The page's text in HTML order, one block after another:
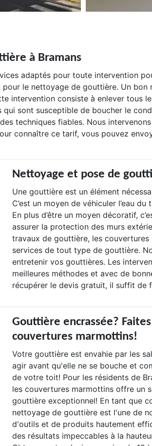
à Bramans
adaptés pour toute intervention
pour le nettoyage de gouttière. Un
intervention consiste à enlever tous
sont susceptible de boucher le
techniques fiables. Nous
connaître ce tarif, vous pouvez
Nettoyage et pose de
Une gouttière est un élément
C’est un moyen de véhiculer l’eau
En plus d’être un moyen décoratif,
assurer la protection des murs
travaux de gouttière, les
services de tout type de gouttière.
entretenir vos gouttières. Les
meilleures méthodes et avec de
récupérer le devis gratuit, il suffit de
Gouttière encrassée?
couvertures marmottins!
Votre gouttière est envahie par les
agir avant qu'elle ne se bouche et
de votre toit! Pour les résidents de
les couvertures marmottins offre un
gouttière exceptionnel! En tant que
nettoyage de gouttière est l'une de
d'outils et de produits hautement
des résultats impeccables à la